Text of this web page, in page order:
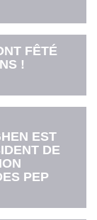
FÊTÉ
!
EST
DE
PEP